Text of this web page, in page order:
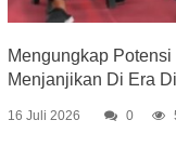
Mengungkap
Menjanjikan Di Era
16 Juli 2026 0